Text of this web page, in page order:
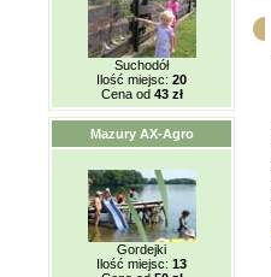
Suchodół
Ilość miejsc: 20
Cena od 43 zł
Mazury AX-Agro
Gordejki
Ilość miejsc: 13